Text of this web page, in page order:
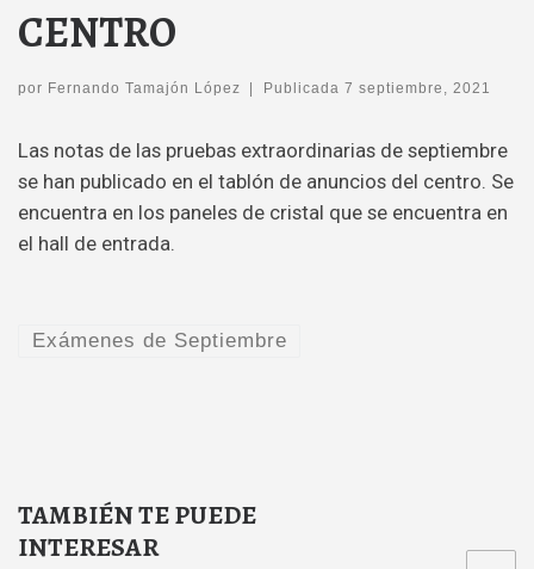
CENTRO
por Fernando Tamajón López Publicada 7 septiembre, 2021
Las notas de las pruebas extraordinarias de septiembre
se han publicado en el tablón de anuncios del centro. Se
encuentra en los paneles de cristal que se encuentra en
el hall de entrada.
Exámenes de Septiembre
TAMBIÉN TE PUEDE
INTERESAR